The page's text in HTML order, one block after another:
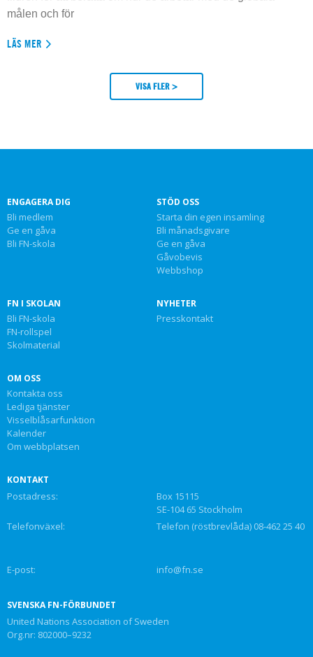
målen och för
LÄS MER
VISA FLER >
ENGAGERA DIG
Bli medlem
Ge en gåva
Bli FN-skola
STÖD OSS
Starta din egen insamling
Bli månadsgivare
Ge en gåva
Gåvobevis
Webbshop
FN I SKOLAN
Bli FN-skola
FN-rollspel
Skolmaterial
NYHETER
Presskontakt
OM OSS
Kontakta oss
Lediga tjänster
Visselblåsarfunktion
Kalender
Om webbplatsen
KONTAKT
Postadress:
Box 15115
SE-104 65 Stockholm
Telefonväxel:
Telefon (röstbrevlåda) 08-462 25 40
E-post: info@fn.se
SVENSKA FN-FÖRBUNDET
United Nations Association of Sweden
Org.nr: 802000–9232